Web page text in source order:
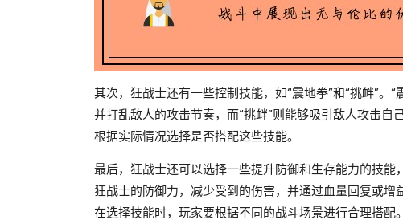
其次，狂战士还有一些控制技能，如“震地拳”和“挑衅”。
并打乱敌人的攻击节奏，而“挑衅”则能够吸引敌人攻击
根据实际情况选择是否搭配这些技能。
最后，狂战士还可以选择一些提升防御和生存能力的技能
狂战士的防御力，减少受到的伤害，并通过血量回复或增
在选择技能时，玩家要根据不同的战斗场景进行合理搭配。